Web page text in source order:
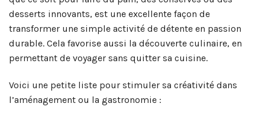
desserts innovants, est une excellente façon de
transformer une simple activité de détente en passion
durable. Cela favorise aussi la découverte culinaire, en
permettant de voyager sans quitter sa cuisine.
Voici une petite liste pour stimuler sa créativité dans
l’aménagement ou la gastronomie :